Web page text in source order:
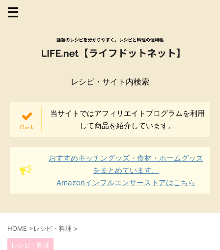
レシピ・サイト内検索
当サイトではアフィリエイトプログラムを利用
して商品を紹介しています。
おすすめキッチングッズ・食材・ホームグッズ
をまとめています。
Amazonインフルエンサーストアはこちら
HOME >レシピ・料理 >
レシピ・料理